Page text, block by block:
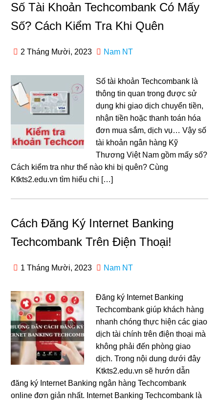
Số Tài Khoản Techcombank Có Mấy
Số? Cách Kiểm Tra Khi Quên
2 Tháng Mười, 2023 Nam NT
Số tài khoản Techcombank là
thông tin quan trong được sử
dụng khi giao dịch chuyển tiền,
nhận tiền hoặc thanh toán hóa
đơn mua sắm, dịch vụ… Vậy số
tài khoản ngân hàng Kỹ
Thương Việt Nam gồm mấy số?
Cách kiểm tra như thế nào khi bị quên? Cùng
Ktkts2.edu.vn tìm hiểu chi […]
Cách Đăng Ký Internet Banking
Techcombank Trên Điện Thoại!
1 Tháng Mười, 2023 Nam NT
Đăng ký Internet Banking
Techcombank giúp khách hàng
nhanh chóng thực hiện các giao
dịch tài chính trên điện thoại mà
không phải đến phòng giao
dịch. Trong nội dung dưới đây
Ktkts2.edu.vn sẽ hướn dẫn
đăng ký Internet Banking ngân hàng Techcombank
online đơn giản nhất. Internet Banking Techcombank là